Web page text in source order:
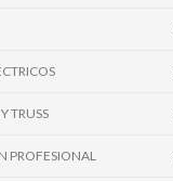
TRUSS
PROFESIONAL